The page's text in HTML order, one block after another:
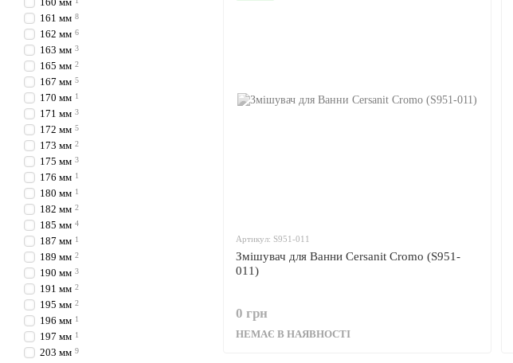
Артикул: S951-011
Змішувач для Ванни Cersanit Cromo (S951-
011)
0 грн
НЕМАЄ В НАЯВНОСТІ
161 мм 8
162 мм 6
163 мм 3
165 мм 2
167 мм 5
170 мм 1
171 мм 3
172 мм 5
173 мм 2
175 мм 3
176 мм 1
180 мм 1
182 мм 2
185 мм 4
187 мм 1
189 мм 2
190 мм 3
191 мм 2
195 мм 2
196 мм 1
197 мм 1
203 мм 9